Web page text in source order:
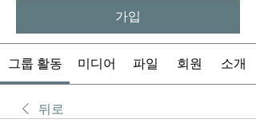
가입
그룹 활동 미디어 파일 회원 소개
뒤로